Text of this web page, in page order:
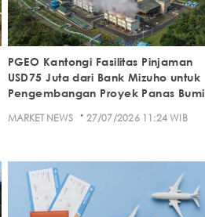
PGEO Kantongi Fasilitas Pinjaman
USD75 Juta dari Bank Mizuho untuk
Pengembangan Proyek Panas Bumi
MARKET NEWS · 27/07/2026 11:24 WIB